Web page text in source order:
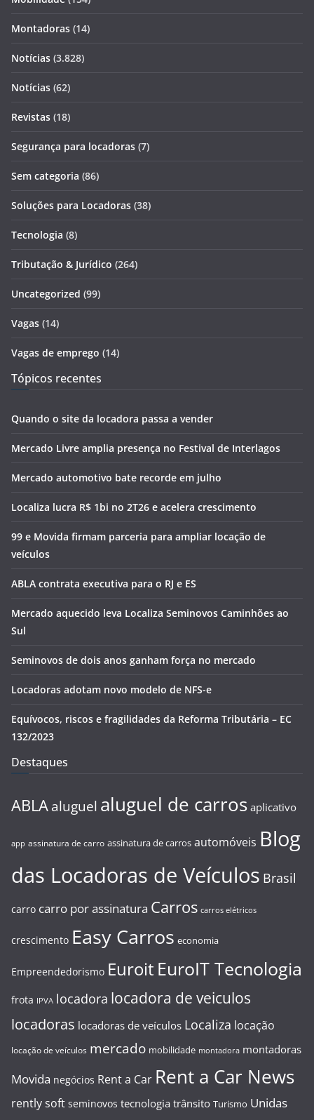
Montadoras (14)
Notícias (3.828)
Notícias (62)
Revistas (18)
Segurança para locadoras (7)
Sem categoria (86)
Soluções para Locadoras (38)
Tecnologia (8)
Tributação & Jurídico (264)
Uncategorized (99)
Vagas (14)
Vagas de emprego (14)
Tópicos recentes
Quando o site da locadora passa a vender
Mercado Livre amplia presença no Festival de Interlagos
Mercado automotivo bate recorde em julho
Localiza lucra R$ 1bi no 2T26 e acelera crescimento
99 e Movida firmam parceria para ampliar locação de
veículos
ABLA contrata executiva para o RJ e ES
Mercado aquecido leva Localiza Seminovos Caminhões ao
Sul
Seminovos de dois anos ganham força no mercado
Locadoras adotam novo modelo de NFS-e
Equívocos, riscos e fragilidades da Reforma Tributária – EC
132/2023
Destaques
ABLA aluguel aluguel de carros aplicativo
app assinatura de carro assinatura de carros automóveis Blog
das Locadoras de Veículos Brasil
carro carro por assinatura Carros carros elétricos
crescimento Easy Carros economia
Empreendedorismo Euroit EuroIT Tecnologia
frota IPVA locadora locadora de veiculos
locadoras locadoras de veículos Localiza locação
locação de veículos mercado mobilidade montadora montadoras
Movida negócios Rent a Car Rent a Car News
rently soft seminovos tecnologia trânsito Turismo Unidas